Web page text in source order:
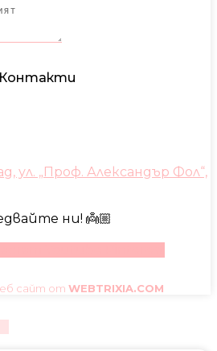
Контакти
ул. „Проф. Александър Фол“,
ни! 👼🏼
сайт от WEBTRIXIA.COM